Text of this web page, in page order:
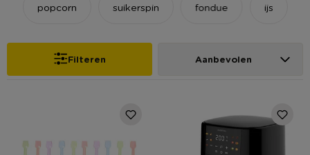
popcorn suikerspin fondue ijs
Filteren Aanbevolen